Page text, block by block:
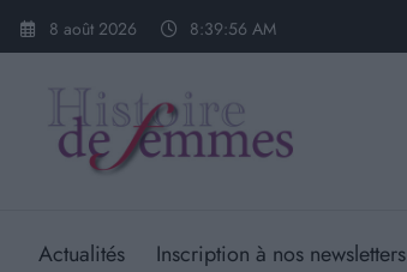
Aller
8 août 2026 8:39:57 AM
Actualités Inscription à nos newsletters